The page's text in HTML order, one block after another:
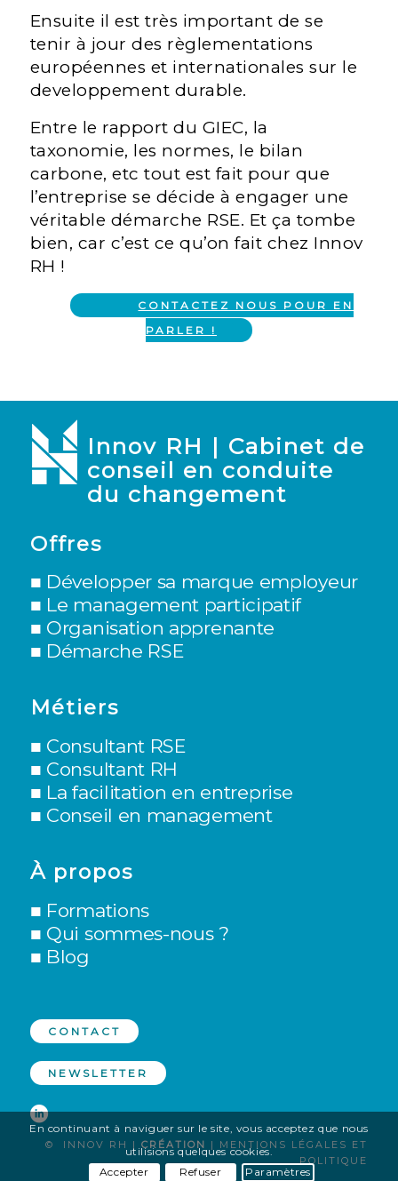
Ensuite il est très important de se
tenir à jour des règlementations
européennes et internationales sur le
developpement durable.
Entre le rapport du GIEC, la
taxonomie, les normes, le bilan
carbone, etc tout est fait pour que
l’entreprise se décide à engager une
véritable démarche RSE. Et ça tombe
bien, car c’est ce qu’on fait chez Innov
RH !
CONTACTEZ NOUS POUR EN
PARLER !
Innov RH | Cabinet de
conseil en conduite
du changement
Offres
■ Développer sa marque employeur
■ Le management participatif
■ Organisation apprenante
■ Démarche RSE
Métiers
■ Consultant RSE
■ Consultant RH
■ La facilitation en entreprise
■ Conseil en management
À propos
■ Formations
■ Qui sommes-nous ?
■ Blog
CONTACT
NEWSLETTER
© INNOV RH |CRÉATION | MENTIONS LÉGALES ET
POLITIQUE
En continuant à naviguer sur le site, vous acceptez que nous
utilisions quelques cookies.
Accepter
Refuser Paramètres